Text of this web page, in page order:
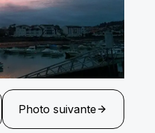
Photo suivante